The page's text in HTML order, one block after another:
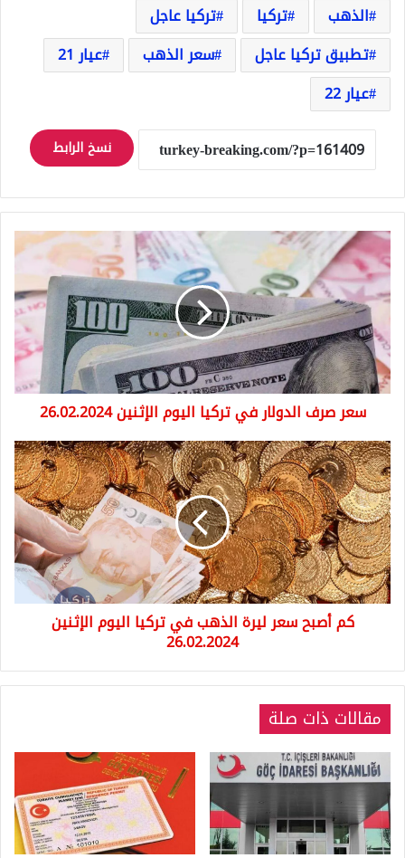
الذهب
تركيا
تركيا عاجل
تطبيق تركيا عاجل
سعر الذهب
عيار 21
عيار 22
نسخ الرابط
سعر
صرف
الدولار
في
تركيا
اليوم
الإثنين
26.02.2024
سعر صرف الدولار في تركيا اليوم الإثنين 26.02.2024
كم
أصبح
سعر
ليرة
الذهب
في
تركيا
اليوم
الإثنين
26.02.2024كم أصبح سعر ليرة الذهب في تركيا اليوم الإثنين
26.02.2024
مقالات ذات صلة